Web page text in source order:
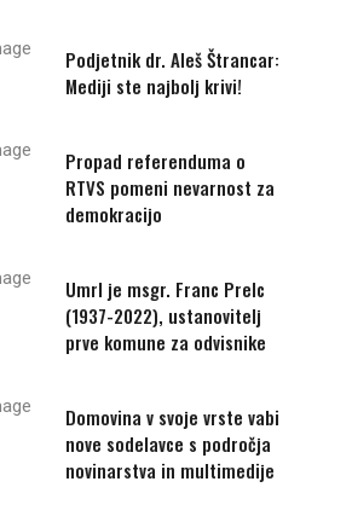
Podjetnik dr. Aleš Štrancar:
Mediji ste najbolj krivi!
Propad referenduma o
RTVS pomeni nevarnost za
demokracijo
Umrl je msgr. Franc Prelc
(1937-2022), ustanovitelj
prve komune za odvisnike
Domovina v svoje vrste vabi
nove sodelavce s področja
novinarstva in multimedije